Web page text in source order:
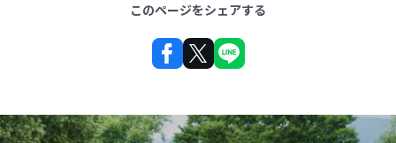
このページをシェアする